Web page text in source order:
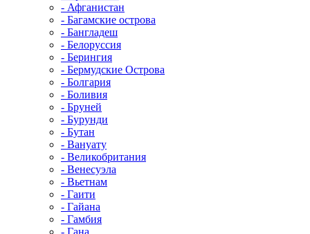
- Афганистан
- Багамские острова
- Бангладеш
- Белоруссия
- Берингия
- Бермудские Острова
- Болгария
- Боливия
- Бруней
- Бурунди
- Бутан
- Вануату
- Великобритания
- Венесуэла
- Вьетнам
- Гаити
- Гайана
- Гамбия
- Гана